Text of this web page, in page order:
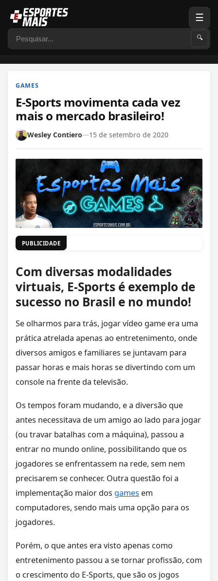
Pesquisar 🔍
☰
GAMES
E-Sports movimenta cada vez
mais o mercado brasileiro!
Wesley Contiero—15 de setembro de 2020
PUBLICIDADE
Com diversas modalidades
virtuais, E-Sports é exemplo de
sucesso no Brasil e no mundo!
Se olharmos para trás, jogar vídeo game era uma
prática atrelada apenas ao entretenimento, onde
diversos amigos e familiares se juntavam para
passar horas e mais horas se divertindo com um
console na frente da televisão.
Os tempos foram mudando, e a diversão que
antes necessitava de um amigo ao lado para jogar
(ou travar batalhas com a máquina), passou a
entrar no mundo online, possibilitando que os
jogadores se enfrentassem na rede, sem nem
precisarem se conhecer. Outra questão foi a
implementação maior dos games em
computadores, sendo mais uma opção para os
jogadores.
Porém, o que antes era visto apenas como
entretenimento passou a se tornar profissão, com
o crescimento do E-Sports, que são os jogos